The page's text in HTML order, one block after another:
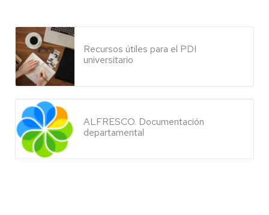
Recursos útiles para el PDI
universitario
ALFRESCO. Documentación
departamental